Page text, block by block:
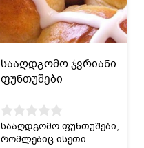
სააღდგომო ჯვრიანი
ფუნთუშები
სააღდგომო ფუნთუშები,
რომლებიც ისეთი